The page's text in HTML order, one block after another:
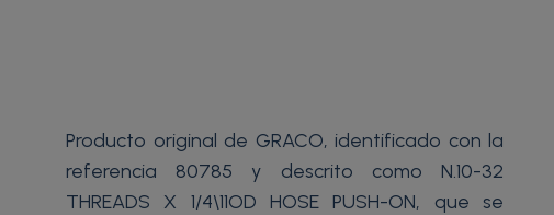
Producto original de GRACO, identificado con la
referencia 80785 y descrito como N.10-32
THREADS X 1/4\11OD HOSE PUSH-ON, que se